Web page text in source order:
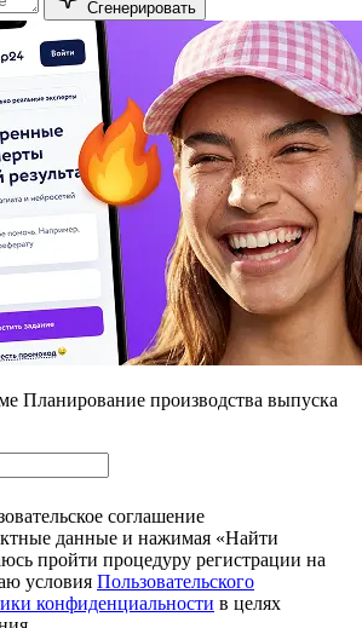
Сгенерировать
Планирование производства выпуска
соглашение
данные и нажимая «Найти
пройти процедуру регистрации на
условия Пользовательского
конфиденциальности в целях